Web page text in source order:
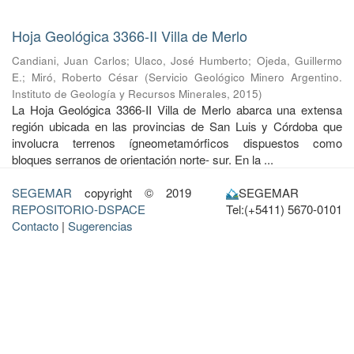
Hoja Geológica 3366-II Villa de Merlo
Candiani, Juan Carlos; Ulaco, José Humberto; Ojeda, Guillermo
E.; Miró, Roberto César (Servicio Geológico Minero Argentino.
Instituto de Geología y Recursos Minerales, 2015)
La Hoja Geológica 3366-II Villa de Merlo abarca una extensa
región ubicada en las provincias de San Luis y Córdoba que
involucra terrenos ígneometamórficos dispuestos como
bloques serranos de orientación norte- sur. En la ...
SEGEMAR copyright © 2019
REPOSITORIO-DSPACE
Contacto | Sugerencias
SEGEMAR
Tel:(+5411) 5670-0101